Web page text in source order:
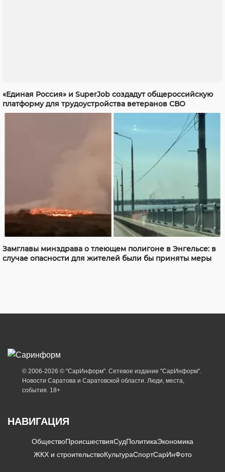
«Единая Россия» и SuperJob создадут общероссийскую
платформу для трудоустройства ветеранов СВО
Замглавы минздрава о тлеющем полигоне в Энгельсе: в
случае опасности для жителей были бы приняты меры
© 2006-2026 © "СарИнформ". Сетевое издание "СарИнформ".
Новости Саратова и Саратовской области. Люди, места,
события. 18+
НАВИГАЦИЯ
ОбществоПроисшествияСудПолитикаЭкономика
ЖКХ и строительствоКультураСпортСарИнФото